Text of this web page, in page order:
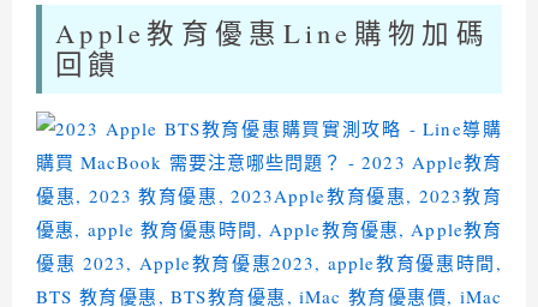
Apple 教育優惠 Line 購物加碼
回饋